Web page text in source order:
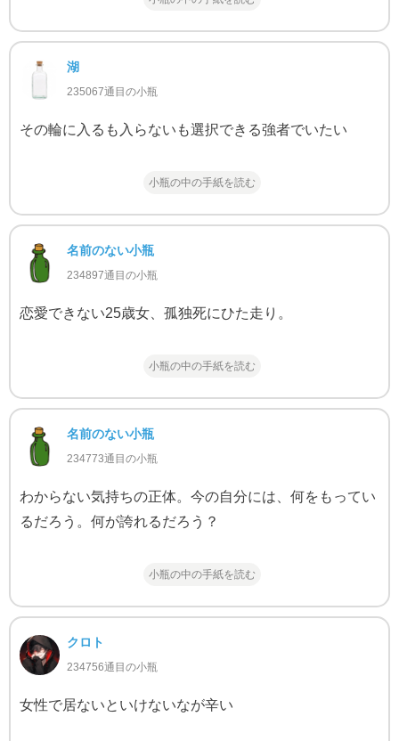
湖
235067通目の小瓶
その輪に入るも入らないも選択できる強者でいたい
小瓶の中の手紙を読む
名前のない小瓶
234897通目の小瓶
恋愛できない25歳女、孤独死にひた走り。
小瓶の中の手紙を読む
名前のない小瓶
234773通目の小瓶
わからない気持ちの正体。今の自分には、何をもってい
るだろう。何が誇れるだろう？
小瓶の中の手紙を読む
クロト
234756通目の小瓶
女性で居ないといけないなが辛い